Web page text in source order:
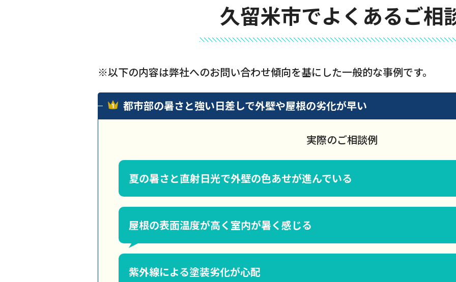
久留米市でよくあるご相
※以下の内容は弊社へのお問い合わせ傾向を基にした一般的な事例です。
都市部の暑さと強い日差しで外壁や屋根の劣化が早い
実際のご相談例
夏の暑さと直射日光で外壁の色あせが進んでいる
屋根の表面温度が高く室内が暑く感じる
紫外線による塗装劣化が心配